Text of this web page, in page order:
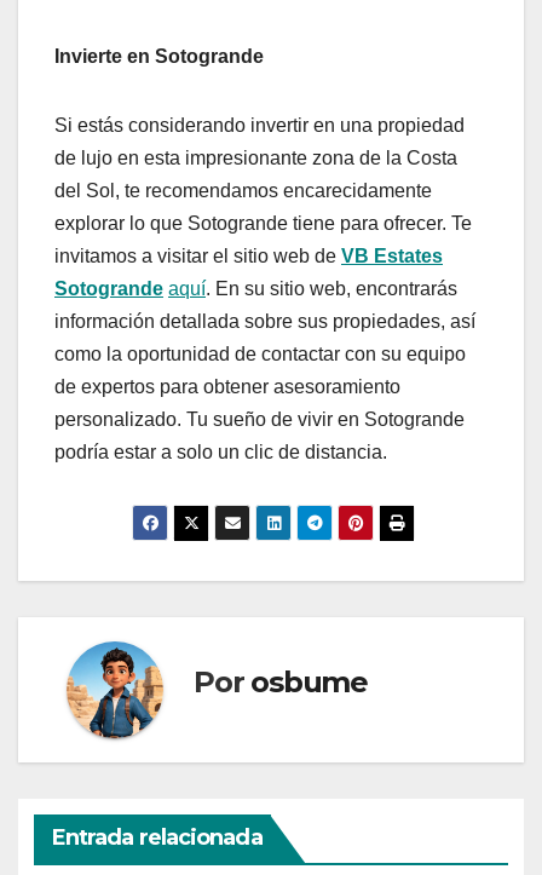
Invierte en Sotogrande
Si estás considerando invertir en una propiedad
de lujo en esta impresionante zona de la Costa
del Sol, te recomendamos encarecidamente
explorar lo que Sotogrande tiene para ofrecer. Te
invitamos a visitar el sitio web de VB Estates
Sotogrande aquí. En su sitio web, encontrarás
información detallada sobre sus propiedades, así
como la oportunidad de contactar con su equipo
de expertos para obtener asesoramiento
personalizado. Tu sueño de vivir en Sotogrande
podría estar a solo un clic de distancia.
Por osbume
Entrada relacionada